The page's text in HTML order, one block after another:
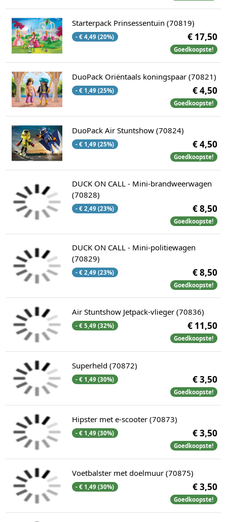
Starterpack Prinsessentuin (70819)
- € 4,49 (20%) € 17,50
Goedkoopste!
DuoPack Oriëntaals koningspaar (70821)
- € 1,49 (25%) € 4,50
Goedkoopste!
DuoPack Air Stuntshow (70824)
- € 1,49 (25%) € 4,50
Goedkoopste!
DUCK ON CALL - Mini-brandweerwagen
(70828)
- € 2,49 (23%) € 8,50
Goedkoopste!
DUCK ON CALL - Mini-politiewagen
(70829)
- € 2,49 (23%) € 8,50
Goedkoopste!
Air Stuntshow Jetpack-vlieger (70836)
- € 5,49 (32%) € 11,50
Goedkoopste!
Superheld (70872)
- € 1,49 (30%) € 3,50
Goedkoopste!
Hipster met e-scooter (70873)
- € 1,49 (30%) € 3,50
Goedkoopste!
Voetbalster met doelmuur (70875)
- € 1,49 (30%) € 3,50
Goedkoopste!